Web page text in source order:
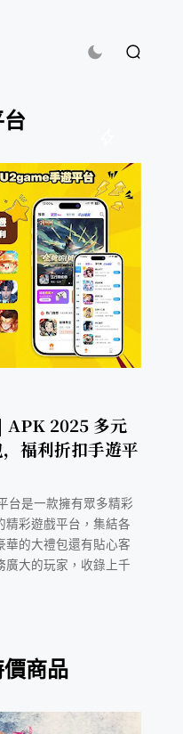
APK 2025 多元
福利折扣手遊平
台是一款擁有眾多精彩
精彩遊戲平台，集結各
華的大禮包還有貼心客
廣大的玩家，收錄上千
商品